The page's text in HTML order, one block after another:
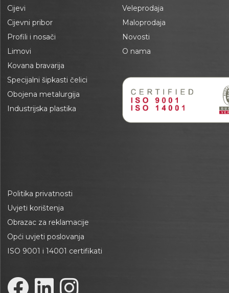
Cijevi
Cijevni pribor
Profili i nosači
Limovi
Kovana bravarija
Specijalni šipkasti čelici
Obojena metalurgija
Industrijska plastika
Veleprodaja
Maloprodaja
Novosti
O nama
Politika privatnosti
Uvjeti korištenja
Obrazac za reklamacije
Opći uvjeti poslovanja
ISO 9001 i 14001 certifikati